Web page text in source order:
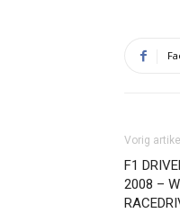
Vorig artikel
F1
2008 –